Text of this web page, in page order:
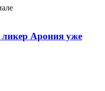
Арония уже